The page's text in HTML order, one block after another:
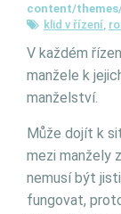
content/
klid v řízení,
V každém
manžele k
manželství.
Může dojít k
mezi manžely
nemusí být
fungovat,